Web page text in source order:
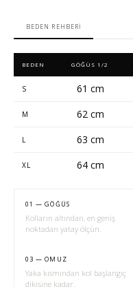
BEDEN REHBERI
BEDEN GÖĞÜS 1/2
S 61 cm
M 62 cm
L 63 cm
XL 64 cm
01 — GÖĞÜS
Kolların altından, en geniş
noktadan yatay ölçün.
03 — OMUZ
Yaka kısmından kol başlangıç
dikişine kadar.